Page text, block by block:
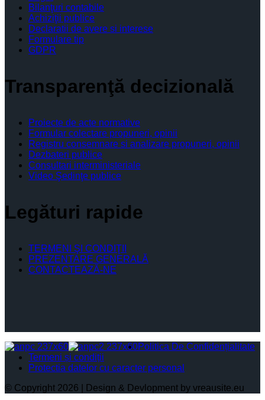
Bilanţuri contabile
Achiziţii publice
Declaratii de avere si interese
Formulare tip
GDPR
Transparenţă decizională
Proiecte de acte normative
Formular colectare propuneri, opinii
Registru consemnare si analizare propuneri, opinii
Dezbateri publice
Consultari interministeriale
Video Şedinţe publice
Legături rapide
TERMENI ŞI CONDIŢII
PREZENTARE GENERALĂ
CONTACTEAZĂ-NE
Politica De Confidențialitate
Termeni și condiții
Protectia datelor cu caracter personal
© Copyright 2026 | Design & Devlopment by vreausite.eu